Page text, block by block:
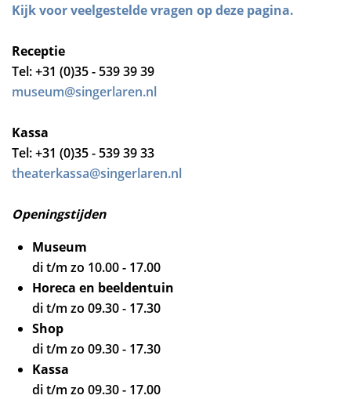
Kijk voor veelgestelde vragen op deze pagina.
Receptie
Tel: +31 (0)35 - 539 39 39
museum@singerlaren.nl
Kassa
Tel: +31 (0)35 - 539 39 33
theaterkassa@singerlaren.nl
Openingstijden
Museum
di t/m zo 10.00 - 17.00
Horeca en beeldentuin
di t/m zo 09.30 - 17.30
Shop
di t/m zo 09.30 - 17.30
Kassa
di t/m zo 09.30 - 17.00